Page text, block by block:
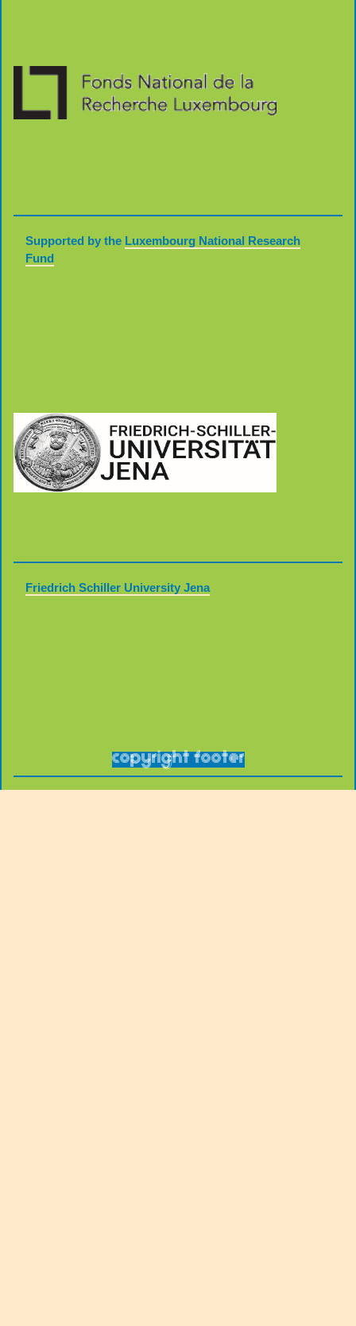
Supported by the Luxembourg National Research
Fund
Friedrich Schiller University Jena
copyright footer